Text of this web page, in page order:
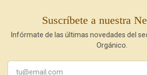
Suscríbete a nuestra
Infórmate de las últimas novedades del
Orgánico.